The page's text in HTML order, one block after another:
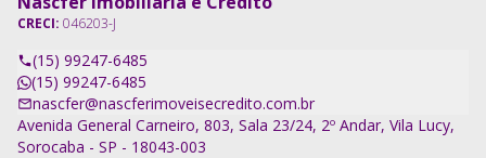
CRECI: 046203-J
(15) 99247-6485
(15) 99247-6485
nascfer@nascferimoveisecredito.com.br
Avenida General Carneiro, 803, Sala 23/24, 2º Andar, Vila Lucy,
Sorocaba - SP - 18043-003